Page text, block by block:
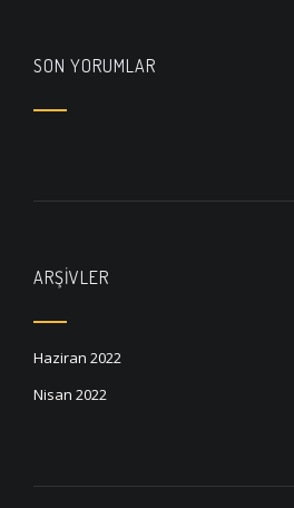
SON YORUMLAR
ARŞIVLER
Haziran 2022
Nisan 2022